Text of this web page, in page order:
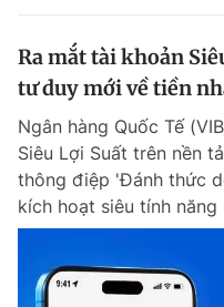
Ra mắt tài khoản
tư duy mới về tiền
Ngân hàng Quốc Tế
Siêu Lợi Suất trên nền
thông điệp 'Đánh thức
kích hoạt siêu tính